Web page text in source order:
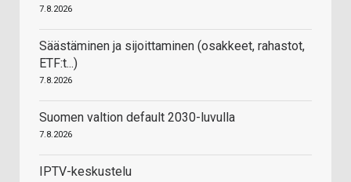
7.8.2026
Säästäminen ja sijoittaminen (osakkeet, rahastot,
ETF:t...)
7.8.2026
Suomen valtion default 2030-luvulla
7.8.2026
IPTV-keskustelu